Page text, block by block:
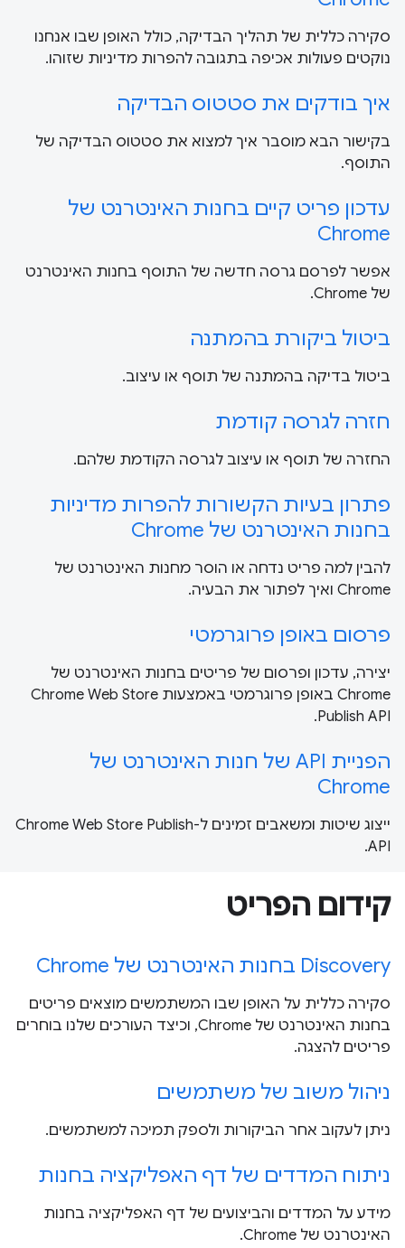
סקירה כללית של תהליך הבדיקה, כולל האופן שבו אנחנו
נוקטים פעולות אכיפה בתגובה להפרות מדיניות שזוהו.
איך בודקים את סטטוס הבדיקה
בקישור הבא מוסבר איך למצוא את סטטוס הבדיקה של
התוסף.
עדכון פריט קיים בחנות האינטרנט של
Chrome
אפשר לפרסם גרסה חדשה של התוסף בחנות האינטרנט
של Chrome.
ביטול ביקורת בהמתנה
ביטול בדיקה בהמתנה של תוסף או עיצוב.
חזרה לגרסה קודמת
החזרה של תוסף או עיצוב לגרסה הקודמת שלהם.
פתרון בעיות הקשורות להפרות מדיניות
בחנות האינטרנט של Chrome
להבין למה פריט נדחה או הוסר מחנות האינטרנט של
Chrome ואיך לפתור את הבעיה.
פרסום באופן פרוגרמטי
יצירה, עדכון ופרסום של פריטים בחנות האינטרנט של
Chrome באופן פרוגרמטי באמצעות Chrome Web Store
Publish API.
הפניית API של חנות האינטרנט של
Chrome
ייצוג שיטות ומשאבים זמינים ל-Chrome Web Store Publish
API.
קידום הפריט
Discovery בחנות האינטרנט של Chrome
סקירה כללית על האופן שבו המשתמשים מוצאים פריטים
בחנות האינטרנט של Chrome, וכיצד העורכים שלנו בוחרים
פריטים להצגה.
ניהול משוב של משתמשים
ניתן לעקוב אחר הביקורות ולספק תמיכה למשתמשים.
ניתוח המדדים של דף האפליקציה בחנות
מידע על המדדים והביצועים של דף האפליקציה בחנות
האינטרנט של Chrome.